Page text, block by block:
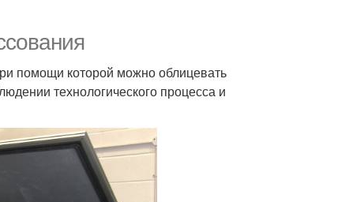
помощи которой можно облицевать
технологического процесса и